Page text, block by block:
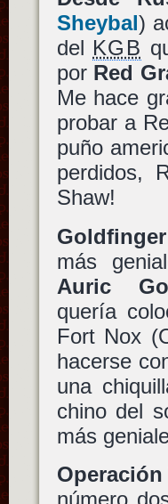
Sheybal)
del KGB
por Red
Me hace
probar a
puño
perdidos,
Shaw!
Goldfinger
más
Auric
quería
Fort Nox
hacerse
una
chino del
más
Operación
número